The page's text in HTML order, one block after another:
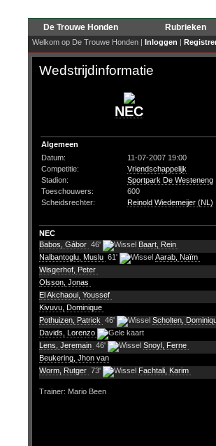
De Trouwe Honden Rubrieken
Welkom op De Trouwe Honden | Inloggen |
Wedstrijdinformatie
NEC
Algemeen
Datum:
11-07-2007 19:00
Competitie:
Vriendschappelijk
Stadion:
Sportpark De Westeneng
Toeschouwers:
600
Scheidsrechter:
Reinold Wiedemeijer (NL)
NEC
Babos, Gábor 46'
Baart, Rein
Nalbantoglu, Muslu 61'
Aarab, Naïm
Wisgerhof, Peter
Olsson, Jonas
El Akchaoui, Youssef
Kivuvu, Dominique
Pothuizen, Patrick 46'
Scholten,
Davids, Lorenzo
Lens, Jeremain 46'
Snoyl, Ferne
Beukering, Jhon van
Worm, Rutger 73' Fachtali, Karim
Trainer: Mario Been